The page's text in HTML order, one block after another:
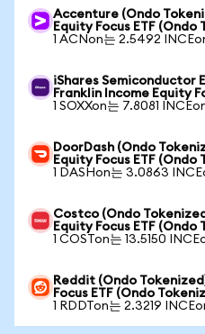
Accenture (Ondo
Equity Focus ETF (Ondo
1 ACNon는 2.5492
iShares Semiconductor
Franklin Income Equity
1 SOXXon는 7.8081
DoorDash (Ondo
Equity Focus ETF (Ondo
1 DASHon는 3.0863
Costco (Ondo
Equity Focus ETF (Ondo
1 COSTon는 13.5150
Reddit (Ondo
Focus ETF (Ondo
1 RDDTon는 2.3219